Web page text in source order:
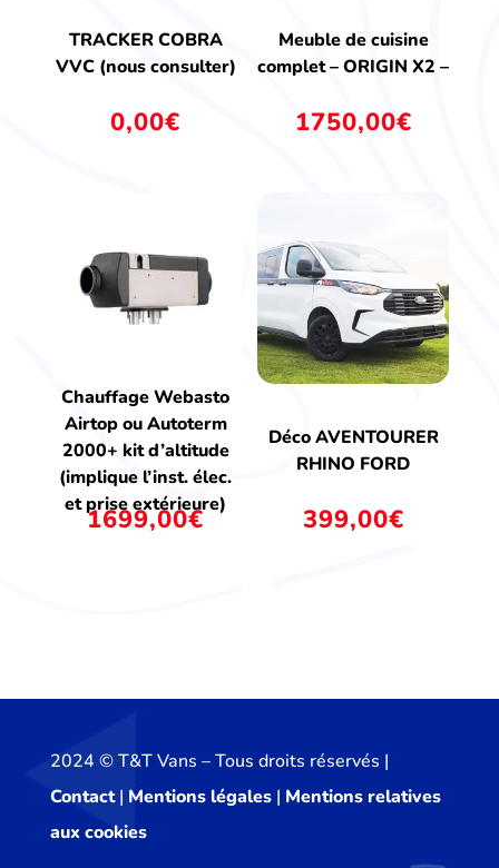
TRACKER COBRA
VVC (nous consulter)
0,00€
Meuble de cuisine
complet – ORIGIN X2 –
1750,00€
Chauffage Webasto
Airtop ou Autoterm
2000+ kit d’altitude
(implique l’inst. élec.
et prise extérieure)
1699,00€
Déco AVENTOURER
RHINO FORD
399,00€
2024 ©️ T&T Vans – Tous droits réservés |
Contact| Mentions légales| Mentions relatives
aux cookies